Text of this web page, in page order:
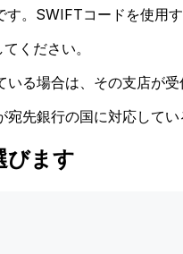
。SWIFTコードを使用
ください。
る場合は、その支店が
先銀行の国に対応してい
びます